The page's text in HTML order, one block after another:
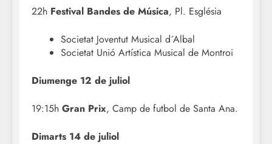
22h Festival Bandes de Música, Pl. Església
Societat Joventut Musical d´Albal
Societat Unió Artística Musical de Montroi
Diumenge 12 de juliol
19:15h Gran Prix, Camp de futbol de Santa Ana.
Dimarts 14 de juliol